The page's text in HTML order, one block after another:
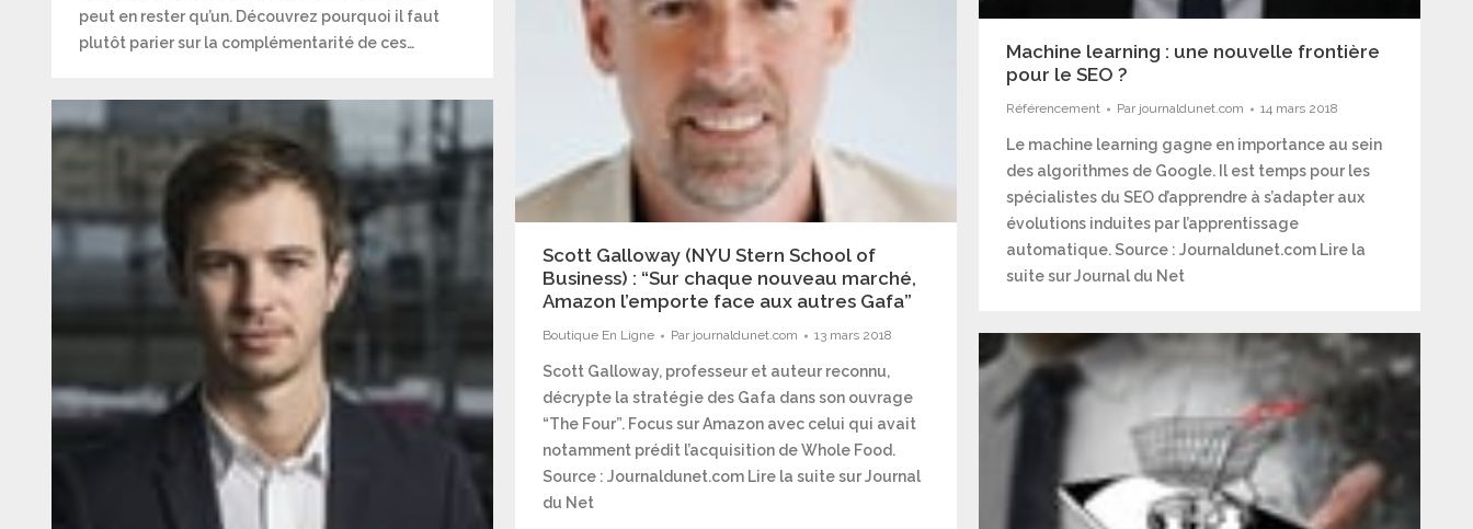
peut en rester qu’un. Découvrez pourquoi il faut
plutôt parier sur la complémentarité de ces…
Machine learning : une nouvelle frontière
pour le SEO ?
Référencement Par journaldunet.com 14 mars 2018
Le machine learning gagne en importance au sein
des algorithmes de Google. Il est temps pour les
spécialistes du SEO d’apprendre à s’adapter aux
évolutions induites par l’apprentissage
automatique. Source : Journaldunet.com Lire la
suite sur Journal du Net
Scott Galloway (NYU Stern School of
Business) : “Sur chaque nouveau marché,
Amazon l’emporte face aux autres Gafa”
Boutique En Ligne Par journaldunet.com 13 mars 2018
Scott Galloway, professeur et auteur reconnu,
décrypte la stratégie des Gafa dans son ouvrage
“The Four”. ​​​​​​​Focus sur Amazon avec celui qui avait
notamment prédit l’acquisition de Whole Food.
Source : Journaldunet.com Lire la suite sur Journal
du Net